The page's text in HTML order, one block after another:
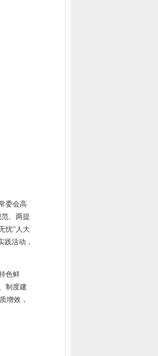
委会高
、两提
忧”人大
践活动，
色鲜
制度建
增效，